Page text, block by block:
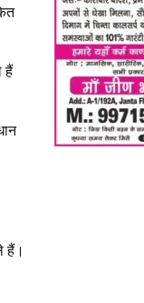
हैं
हैं।